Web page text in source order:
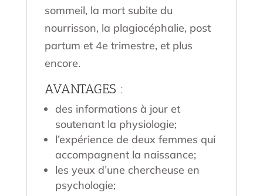
sommeil, la mort subite du
nourrisson, la plagiocéphalie, post
partum et 4e trimestre, et plus
encore.
AVANTAGES :
des informations à jour et
soutenant la physiologie;
l’expérience de deux femmes qui
accompagnent la naissance;
les yeux d’une chercheuse en
psychologie;